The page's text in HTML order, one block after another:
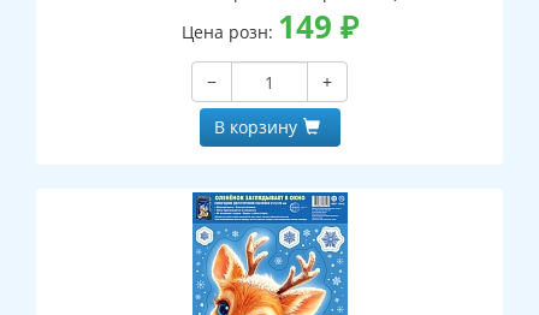
Цена розн: 149 ₽
−
+
В корзину